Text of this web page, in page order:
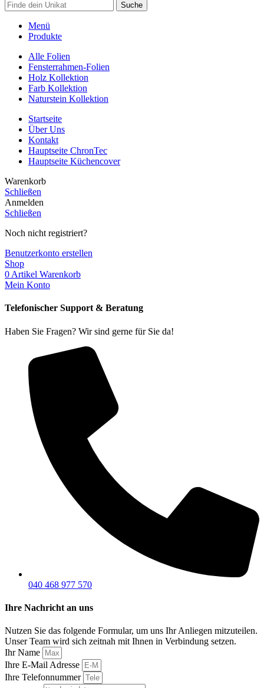
Suche
Menü
Produkte
Alle Folien
Fensterrahmen-Folien
Holz Kollektion
Farb Kollektion
Naturstein Kollektion
Startseite
Über Uns
Kontakt
Hauptseite ChronTec
Hauptseite Küchencover
Warenkorb
Schließen
Anmelden
Schließen
Noch nicht registriert?
Benutzerkonto erstellen
Shop
0 Artikel Warenkorb
Mein Konto
Telefonischer Support & Beratung
Haben Sie Fragen? Wir sind gerne für Sie da!
040 468 977 570
Ihre Nachricht an uns
Nutzen Sie das folgende Formular, um uns Ihr Anliegen mitzuteilen.
Unser Team wird sich zeitnah mit Ihnen in Verbindung setzen.
Ihr Name
Ihre E-Mail Adresse
Ihre Telefonnummer